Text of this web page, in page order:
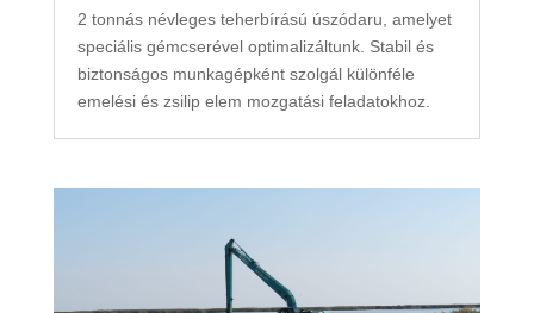
2 tonnás névleges teherbírású úszódaru, amelyet
speciális gémcserével optimalizáltunk. Stabil és
biztonságos munkagépként szolgál különféle
emelési és zsilip elem mozgatási feladatokhoz.